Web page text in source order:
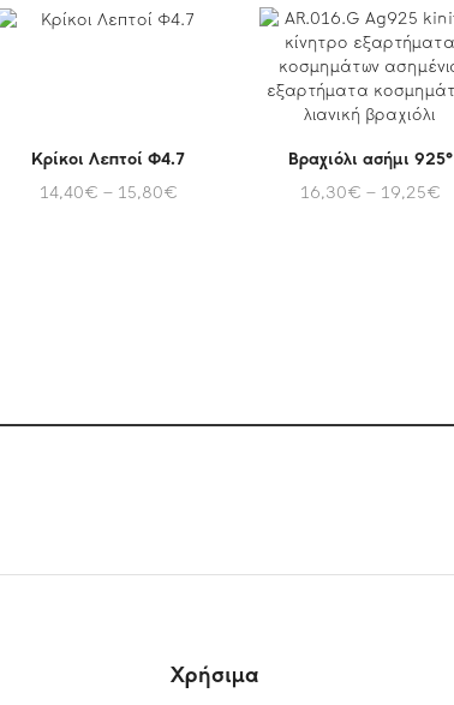
Κρίκοι Λεπτοί Φ4.7
14,40€ – 15,80€
Βραχιόλι ασήμι 925°
16,30€ – 19,25€
Χρήσιμα